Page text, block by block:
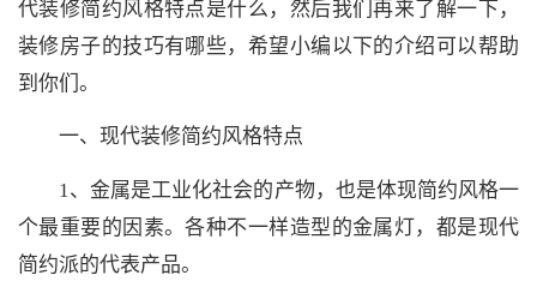
代装修简约风格特点是什么，然后我们再来了解一下，
装修房子的技巧有哪些，希望小编以下的介绍可以帮助
到你们。
一、现代装修简约风格特点
1、金属是工业化社会的产物，也是体现简约风格一
个最重要的因素。各种不一样造型的金属灯，都是现代
简约派的代表产品。